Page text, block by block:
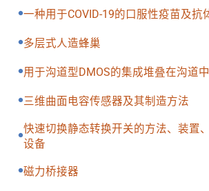
一种用于COVID-19的口服性疫苗及抗
多层式人造蜂巢
用于沟道型DMOS的集成堆叠在沟道
三维曲面电容传感器及其制造方法
快速切换静态转换开关的方法、装置
设备
磁力桥接器